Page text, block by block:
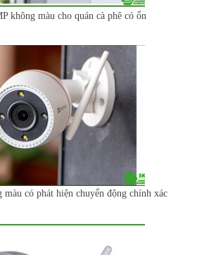
không màu cho quán cà phê có ổn
có phát hiện chuyển động chính xác